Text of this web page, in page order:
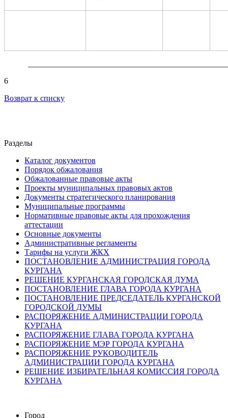
6
Возврат к списку
Разделы
Каталог документов
Порядок обжалования
Обжалованные правовые акты
Проекты муниципальных правовых актов
Документы стратегического планирования
Муниципальные программы
Нормативные правовые акты для прохождения
аттестации
Основные документы
Административные регламенты
Тарифы на услуги ЖКХ
ПОСТАНОВЛЕНИЕ АДМИНИСТРАЦИЯ ГОРОДА
КУРГАНА
РЕШЕНИЕ КУРГАНСКАЯ ГОРОДСКАЯ ДУМА
ПОСТАНОВЛЕНИЕ ГЛАВА ГОРОДА КУРГАНА
ПОСТАНОВЛЕНИЕ ПРЕДСЕДАТЕЛЬ КУРГАНСКОЙ
ГОРОДСКОЙ ДУМЫ
РАСПОРЯЖЕНИЕ АДМИНИСТРАЦИИ ГОРОДА
КУРГАНА
РАСПОРЯЖЕНИЕ ГЛАВА ГОРОДА КУРГАНА
РАСПОРЯЖЕНИЕ МЭР ГОРОДА КУРГАНА
РАСПОРЯЖЕНИЕ РУКОВОДИТЕЛЬ
АДМИНИСТРАЦИИ ГОРОДА КУРГАНА
РЕШЕНИЕ ИЗБИРАТЕЛЬНАЯ КОМИССИЯ ГОРОДА
КУРГАНА
Город